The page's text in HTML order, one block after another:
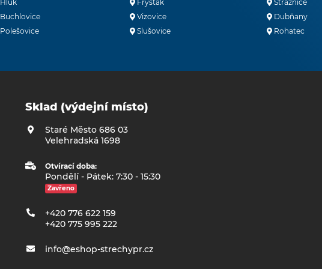
Hluk
Buchlovice
Polešovice
Fryšták
Vizovice
Slušovice
Strážnice
Dubňany
Rohatec
Sklad (výdejní místo)
Staré Město 686 03
Velehradská 1698
Otvírací doba:
Pondělí - Pátek: 7:30 - 15:30
Zavřeno
+420 776 622 159
+420 775 995 222
info@eshop-strechypr.cz